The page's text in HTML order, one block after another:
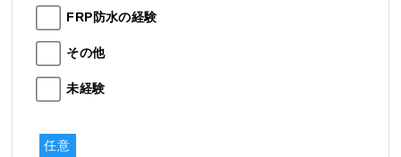
FRP防水の経験
その他
未経験
任意